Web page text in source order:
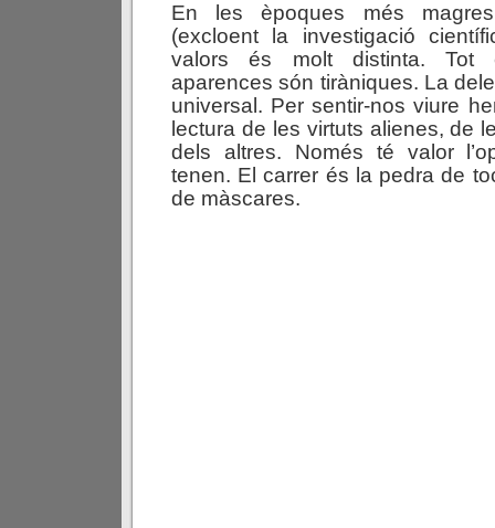
En les èpoques més
(excloent la investigació
valors és molt distinta. Tot
aparences són tiràniques. La
universal. Per sentir-nos viure
lectura de les virtuts alienes, de
dels altres. Només té valor
tenen. El carrer és la pedra de
de màscares.